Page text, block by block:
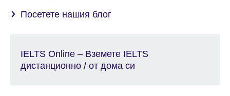
Посетете нашия блог
IELTS Online – Вземете IELTS
дистанционно / от дома си